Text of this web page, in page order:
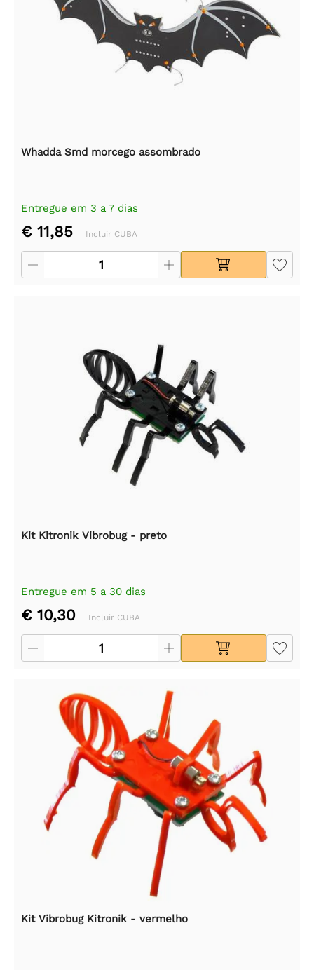
Whadda Smd morcego assombrado
Entregue em 3 a 7 dias
€ 11,85 Incluir CUBA
Kit Kitronik Vibrobug - preto
Entregue em 5 a 30 dias
€ 10,30 Incluir CUBA
Kit Vibrobug Kitronik - vermelho